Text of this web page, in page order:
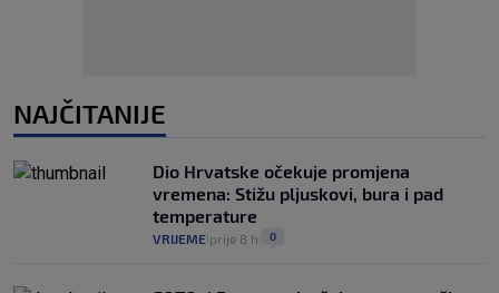
NAJČITANIJE
Dio Hrvatske očekuje promjena
vremena: Stižu pljuskovi, bura i pad
temperature
VRIJEME prije 8 h 0